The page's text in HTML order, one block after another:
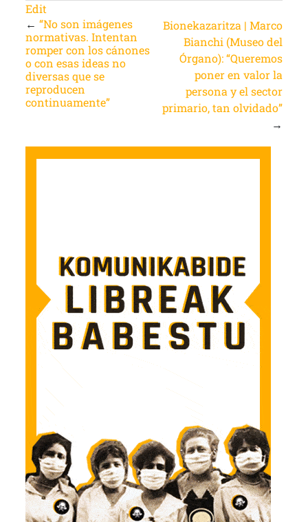
Edit
← “No son imágenes
normativas. Intentan
romper con los cánones
o con esas ideas no
diversas que se
reproducen
continuamente”
Bionekazaritza | Marco
Bianchi (Museo del
Órgano): “Queremos
poner en valor la
persona y el sector
primario, tan olvidado”
→